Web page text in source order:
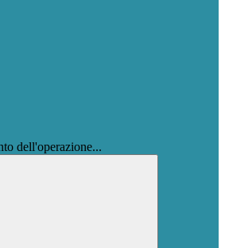
dell'operazione...